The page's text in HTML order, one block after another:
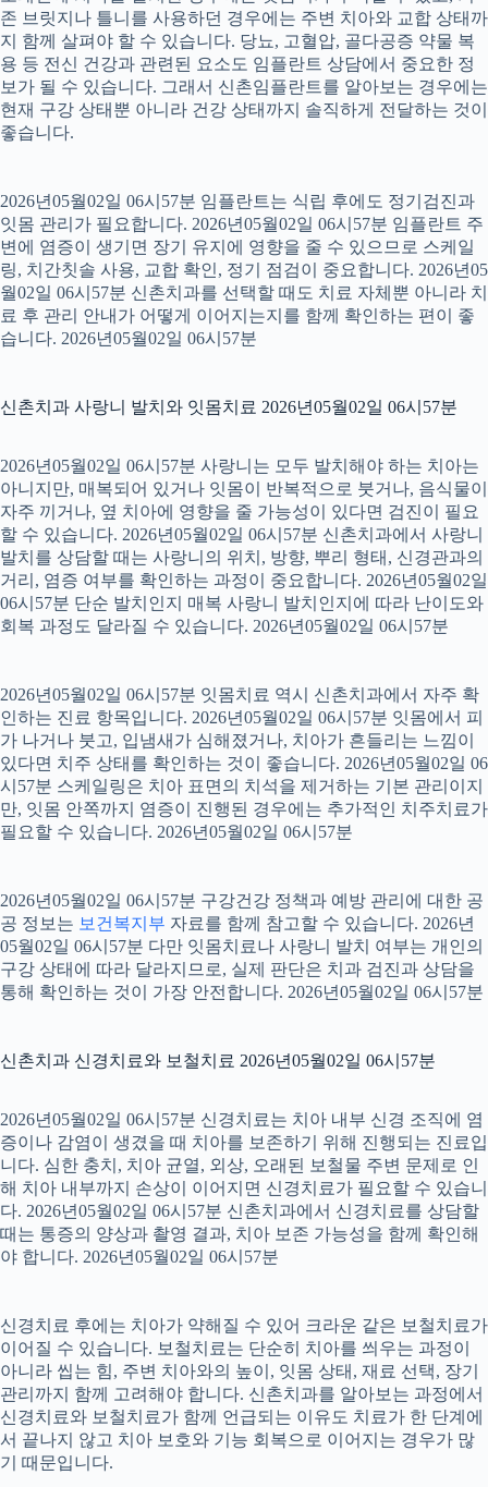
존 브릿지나 틀니를 사용하던 경우에는 주변 치아와 교합 상태까
지 함께 살펴야 할 수 있습니다. 당뇨, 고혈압, 골다공증 약물 복
용 등 전신 건강과 관련된 요소도 임플란트 상담에서 중요한 정
보가 될 수 있습니다. 그래서 신촌임플란트를 알아보는 경우에는
현재 구강 상태뿐 아니라 건강 상태까지 솔직하게 전달하는 것이
좋습니다.
2026년05월02일 06시57분 임플란트는 식립 후에도 정기검진과
잇몸 관리가 필요합니다. 2026년05월02일 06시57분 임플란트 주
변에 염증이 생기면 장기 유지에 영향을 줄 수 있으므로 스케일
링, 치간칫솔 사용, 교합 확인, 정기 점검이 중요합니다. 2026년05
월02일 06시57분 신촌치과를 선택할 때도 치료 자체뿐 아니라 치
료 후 관리 안내가 어떻게 이어지는지를 함께 확인하는 편이 좋
습니다. 2026년05월02일 06시57분
신촌치과 사랑니 발치와 잇몸치료 2026년05월02일 06시57분
2026년05월02일 06시57분 사랑니는 모두 발치해야 하는 치아는
아니지만, 매복되어 있거나 잇몸이 반복적으로 붓거나, 음식물이
자주 끼거나, 옆 치아에 영향을 줄 가능성이 있다면 검진이 필요
할 수 있습니다. 2026년05월02일 06시57분 신촌치과에서 사랑니
발치를 상담할 때는 사랑니의 위치, 방향, 뿌리 형태, 신경관과의
거리, 염증 여부를 확인하는 과정이 중요합니다. 2026년05월02일
06시57분 단순 발치인지 매복 사랑니 발치인지에 따라 난이도와
회복 과정도 달라질 수 있습니다. 2026년05월02일 06시57분
2026년05월02일 06시57분 잇몸치료 역시 신촌치과에서 자주 확
인하는 진료 항목입니다. 2026년05월02일 06시57분 잇몸에서 피
가 나거나 붓고, 입냄새가 심해졌거나, 치아가 흔들리는 느낌이
있다면 치주 상태를 확인하는 것이 좋습니다. 2026년05월02일 06
시57분 스케일링은 치아 표면의 치석을 제거하는 기본 관리이지
만, 잇몸 안쪽까지 염증이 진행된 경우에는 추가적인 치주치료가
필요할 수 있습니다. 2026년05월02일 06시57분
2026년05월02일 06시57분 구강건강 정책과 예방 관리에 대한 공
공 정보는 보건복지부 자료를 함께 참고할 수 있습니다. 2026년
05월02일 06시57분 다만 잇몸치료나 사랑니 발치 여부는 개인의
구강 상태에 따라 달라지므로, 실제 판단은 치과 검진과 상담을
통해 확인하는 것이 가장 안전합니다. 2026년05월02일 06시57분
신촌치과 신경치료와 보철치료 2026년05월02일 06시57분
2026년05월02일 06시57분 신경치료는 치아 내부 신경 조직에 염
증이나 감염이 생겼을 때 치아를 보존하기 위해 진행되는 진료입
니다. 심한 충치, 치아 균열, 외상, 오래된 보철물 주변 문제로 인
해 치아 내부까지 손상이 이어지면 신경치료가 필요할 수 있습니
다. 2026년05월02일 06시57분 신촌치과에서 신경치료를 상담할
때는 통증의 양상과 촬영 결과, 치아 보존 가능성을 함께 확인해
야 합니다. 2026년05월02일 06시57분
신경치료 후에는 치아가 약해질 수 있어 크라운 같은 보철치료가
이어질 수 있습니다. 보철치료는 단순히 치아를 씌우는 과정이
아니라 씹는 힘, 주변 치아와의 높이, 잇몸 상태, 재료 선택, 장기
관리까지 함께 고려해야 합니다. 신촌치과를 알아보는 과정에서
신경치료와 보철치료가 함께 언급되는 이유도 치료가 한 단계에
서 끝나지 않고 치아 보호와 기능 회복으로 이어지는 경우가 많
기 때문입니다.